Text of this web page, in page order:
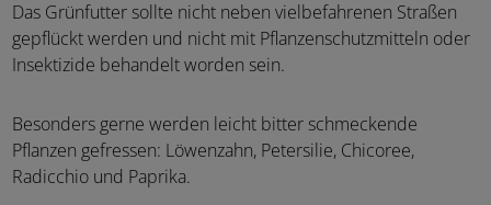
Das Grünfutter sollte nicht neben vielbefahrenen Straßen
gepflückt werden und nicht mit Pflanzenschutzmitteln oder
Insektizide behandelt worden sein.
Besonders gerne werden leicht bitter schmeckende
Pflanzen gefressen: Löwenzahn, Petersilie, Chicoree,
Radicchio und Paprika.